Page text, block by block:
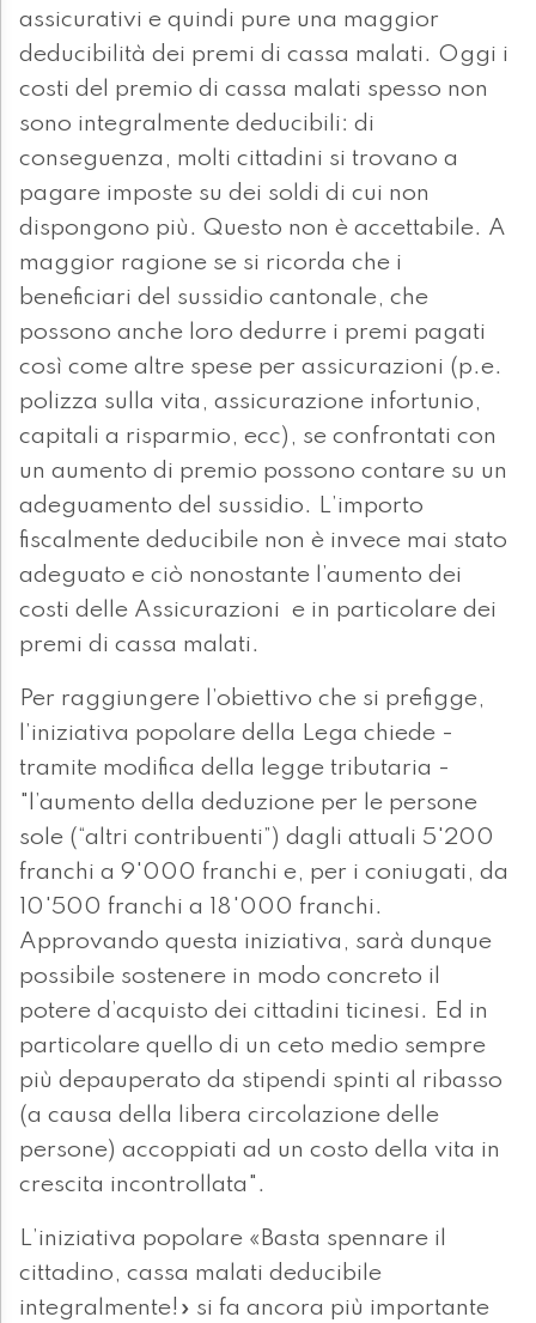
assicurativi e quindi pure una maggior
deducibilità dei premi di cassa malati. Oggi i
costi del premio di cassa malati spesso non
sono integralmente deducibili: di
conseguenza, molti cittadini si trovano a
pagare imposte su dei soldi di cui non
dispongono più. Questo non è accettabile. A
maggior ragione se si ricorda che i
beneficiari del sussidio cantonale, che
possono anche loro dedurre i premi pagati
così come altre spese per assicurazioni (p.e.
polizza sulla vita, assicurazione infortunio,
capitali a risparmio, ecc), se confrontati con
un aumento di premio possono contare su un
adeguamento del sussidio. L’importo
fiscalmente deducibile non è invece mai stato
adeguato e ciò nonostante l’aumento dei
costi delle Assicurazioni e in particolare dei
premi di cassa malati.
Per raggiungere l’obiettivo che si prefigge,
l’iniziativa popolare della Lega chiede -
tramite modifica della legge tributaria -
"l’aumento della deduzione per le persone
sole (“altri contribuenti”) dagli attuali 5'200
franchi a 9'000 franchi e, per i coniugati, da
10'500 franchi a 18'000 franchi.
Approvando questa iniziativa, sarà dunque
possibile sostenere in modo concreto il
potere d’acquisto dei cittadini ticinesi. Ed in
particolare quello di un ceto medio sempre
più depauperato da stipendi spinti al ribasso
(a causa della libera circolazione delle
persone) accoppiati ad un costo della vita in
crescita incontrollata".
L’iniziativa popolare «Basta spennare il
cittadino, cassa malati deducibile
integralmente!» si fa ancora più importante